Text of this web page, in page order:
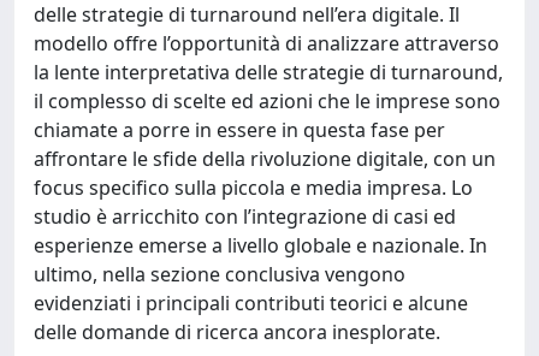
delle strategie di turnaround nell’era digitale. Il
modello offre l’opportunità di analizzare attraverso
la lente interpretativa delle strategie di turnaround,
il complesso di scelte ed azioni che le imprese sono
chiamate a porre in essere in questa fase per
affrontare le sfide della rivoluzione digitale, con un
focus specifico sulla piccola e media impresa. Lo
studio è arricchito con l’integrazione di casi ed
esperienze emerse a livello globale e nazionale. In
ultimo, nella sezione conclusiva vengono
evidenziati i principali contributi teorici e alcune
delle domande di ricerca ancora inesplorate.